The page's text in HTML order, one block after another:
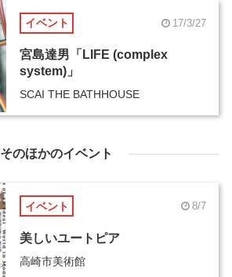
イベント 17/3/27
宮島達男「LIFE (complex
system)」
SCAI THE BATHHOUSE
そのほかのイベント
イベント 8/7
美しいユートピア
高崎市美術館